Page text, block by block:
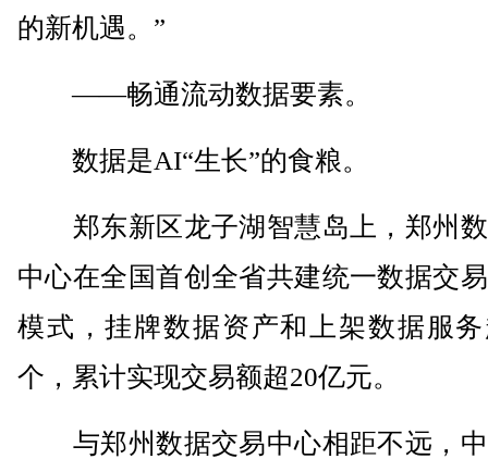
的新机遇。”
——畅通流动数据要素。
数据是AI“生长”的食粮。
郑东新区龙子湖智慧岛上，郑州
中心在全国首创全省共建统一数据交
模式，挂牌数据资产和上架数据服务
个，累计实现交易额超20亿元。
与郑州数据交易中心相距不远，